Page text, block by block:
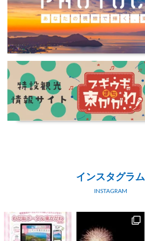
インスタグラム
INSTAGRAM